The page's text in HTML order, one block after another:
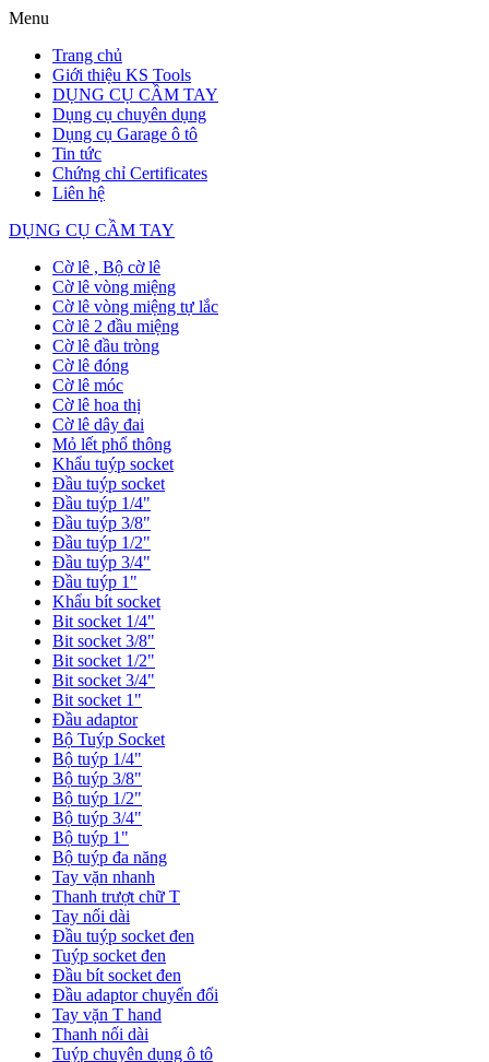
Menu
Trang chủ
Giới thiệu KS Tools
DỤNG CỤ CẦM TAY
Dụng cụ chuyên dụng
Dụng cụ Garage ô tô
Tin tức
Chứng chỉ Certificates
Liên hệ
DỤNG CỤ CẦM TAY
Cờ lê , Bộ cờ lê
Cờ lê vòng miệng
Cờ lê vòng miệng tự lắc
Cờ lê 2 đầu miệng
Cờ lê đầu tròng
Cờ lê đóng
Cờ lê móc
Cờ lê hoa thị
Cờ lê dây đai
Mỏ lết phổ thông
Khẩu tuýp socket
Đầu tuýp socket
Đầu tuýp 1/4"
Đầu tuýp 3/8"
Đầu tuýp 1/2"
Đầu tuýp 3/4"
Đầu tuýp 1"
Khẩu bít socket
Bit socket 1/4"
Bit socket 3/8"
Bit socket 1/2"
Bit socket 3/4"
Bit socket 1"
Đầu adaptor
Bộ Tuýp Socket
Bộ tuýp 1/4"
Bộ tuýp 3/8"
Bộ tuýp 1/2"
Bộ tuýp 3/4"
Bộ tuýp 1"
Bộ tuýp đa năng
Tay vặn nhanh
Thanh trượt chữ T
Tay nối dài
Đầu tuýp socket đen
Tuýp socket đen
Đầu bít socket đen
Đầu adaptor chuyển đổi
Tay vặn T hand
Thanh nối dài
Tuýp chuyên dụng ô tô